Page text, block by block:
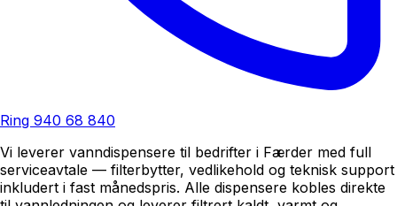
Ring 940 68 840
Vi leverer vanndispensere til bedrifter i Færder med full
serviceavtale — filterbytter, vedlikehold og teknisk support
inkludert i fast månedspris. Alle dispensere kobles direkte